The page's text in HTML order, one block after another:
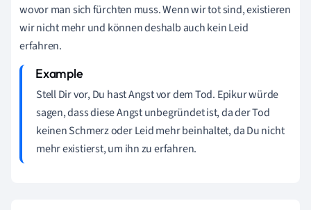
wovor man sich fürchten muss. Wenn wir tot sind, existieren
wir nicht mehr und können deshalb auch kein Leid
erfahren.
Stell Dir vor, Du hast Angst vor dem Tod. Epikur würde
sagen, dass diese Angst unbegründet ist, da der Tod
keinen Schmerz oder Leid mehr beinhaltet, da Du nicht
mehr existierst, um ihn zu erfahren.